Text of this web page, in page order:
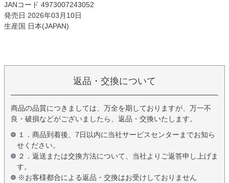
JANコード 4973007243052
発売日 2026年03月10日
生産国 日本(JAPAN)
返品・交換について
商品の品質につきましては、万全を期しておりますが、万一不
良・破損などがございましたら、返品・交換いたします。
１．商品到着後、7日以内に当社サービスセンターまでお知ら
せください。
２．返送または交換方法について、当社よりご返答申し上げま
す。
※お客様都合による返品・交換はお受けしておりません